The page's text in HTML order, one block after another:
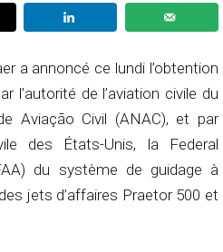
a annoncé ce lundi l’obtention
l’autorité de l’aviation civile du
Aviação Civil (ANAC), et par
des États-Unis, la Federal
du système de guidage à
jets d’affaires Praetor 500 et